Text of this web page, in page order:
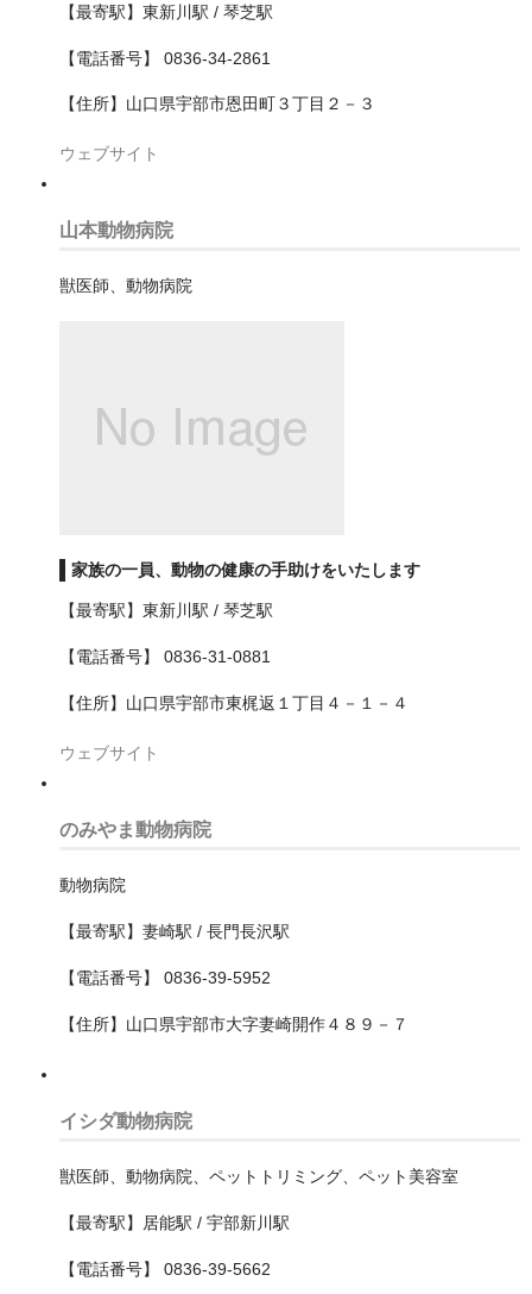
越谷市
飯能市
大分県
八尾市
和泉市
四條畷市
堺市
南区
東区
美原区
西区
大阪市中央区
大阪市住之江区
大阪市住吉区
大阪市北区
【最寄駅】東新川駅 / 琴芝駅
【電話番号】 0836-34-2861
【住所】山口県宇部市恩田町３丁目２－３
ウェブサイト
山本動物病院
獣医師、動物病院
家族の一員、動物の健康の手助けをいたします
【最寄駅】東新川駅 / 琴芝駅
【電話番号】 0836-31-0881
【住所】山口県宇部市東梶返１丁目４－１－４
ウェブサイト
のみやま動物病院
動物病院
【最寄駅】妻崎駅 / 長門長沢駅
【電話番号】 0836-39-5952
【住所】山口県宇部市大字妻崎開作４８９－７
イシダ動物病院
獣医師、動物病院、ペットトリミング、ペット美容室
【最寄駅】居能駅 / 宇部新川駅
【電話番号】 0836-39-5662